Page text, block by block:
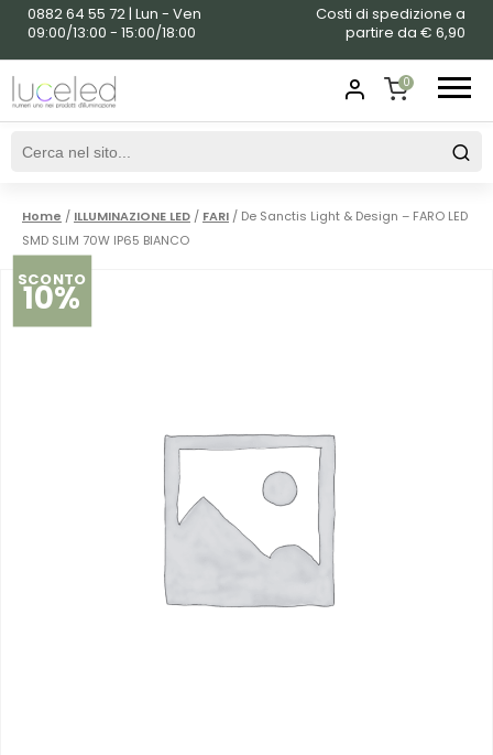
0882 64 55 72 | Lun - Ven
09:00/13:00 - 15:00/18:00
Costi di spedizione a
partire da € 6,90
0
SHOPPING
Home / ILLUMINAZIONE LED / FARI / De Sanctis Light & Design – FARO LED
SMD SLIM 70W IP65 BIANCO
SCONTO
10%